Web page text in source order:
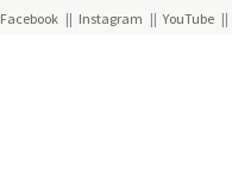
Facebook Instagram YouTube